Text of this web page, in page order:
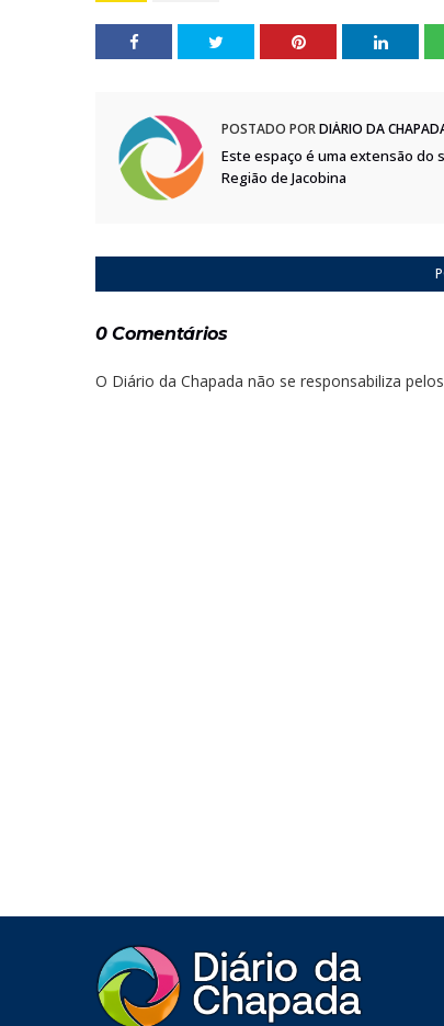
POSTADO PORDIÁRIO DA
Este espaço é uma extensão do
Região de Jacobina
0 Comentários
O Diário da Chapada não se responsabiliza